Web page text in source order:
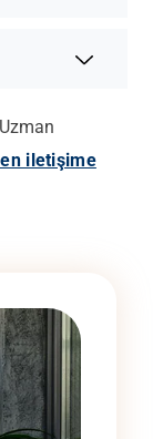
iletişime